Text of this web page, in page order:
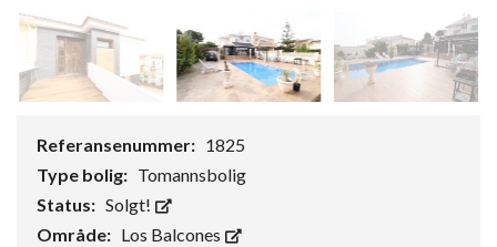
Referansenummer: 1825
Type bolig: Tomannsbolig
Status: Solgt!
Område: Los Balcones